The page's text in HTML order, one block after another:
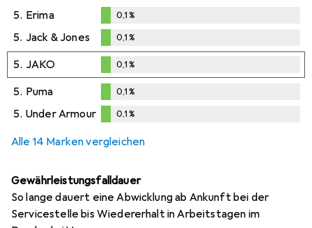
5. Erima
%
0,1%
5. Jack & Jones
0,1%
0,1%
5. JAKO
0,1%
0,1%
5. Puma
%
0,1%
5. Under Armour 0,1%
Alle 14 Marken vergleichen
Gewährleistungsfalldauer
So lange dauert eine Abwicklung ab Ankunft bei der
Servicestelle bis Wiedererhalt in Arbeitstagen im